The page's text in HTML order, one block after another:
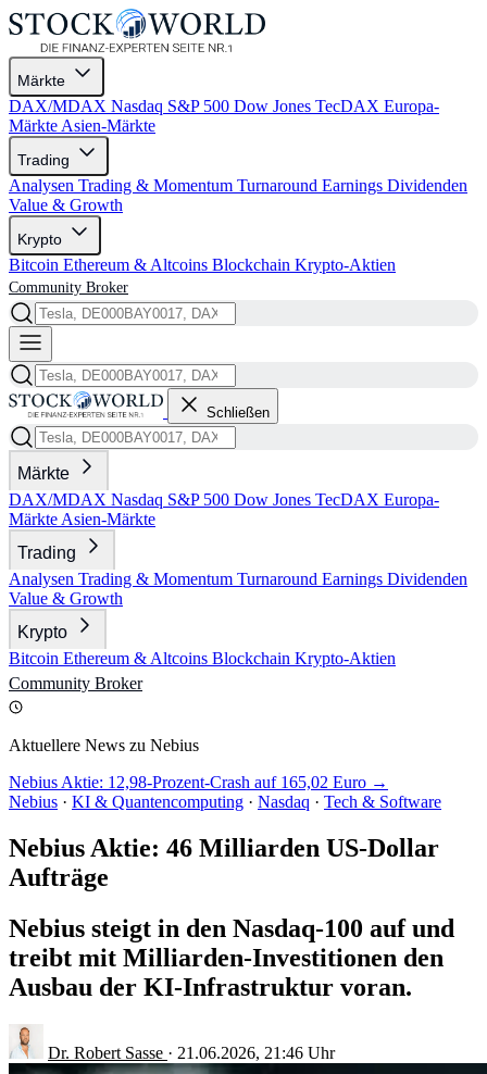
Märkte
DAX/MDAX Nasdaq S&P 500 Dow Jones TecDAX Europa-
Märkte Asien-Märkte
Trading
Analysen Trading & Momentum Turnaround Earnings Dividenden
Value & Growth
Krypto
Bitcoin Ethereum & Altcoins Blockchain Krypto-Aktien
Community Broker
Schließen
Märkte
DAX/MDAX Nasdaq S&P 500 Dow Jones TecDAX Europa-
Märkte Asien-Märkte
Trading
Analysen Trading & Momentum Turnaround Earnings Dividenden
Value & Growth
Krypto
Bitcoin Ethereum & Altcoins Blockchain Krypto-Aktien
Community Broker
Aktuellere News zu Nebius
Nebius Aktie: 12,98-Prozent-Crash auf 165,02 Euro →
Nebius · KI & Quantencomputing · Nasdaq · Tech & Software
Nebius Aktie: 46 Milliarden US-Dollar
Aufträge
Nebius steigt in den Nasdaq-100 auf und
treibt mit Milliarden-Investitionen den
Ausbau der KI-Infrastruktur voran.
Dr. Robert Sasse · 21.06.2026, 21:46 Uhr